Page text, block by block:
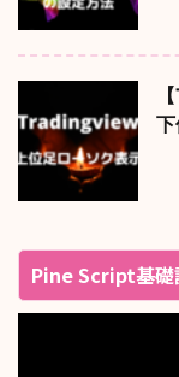
Pine Script基